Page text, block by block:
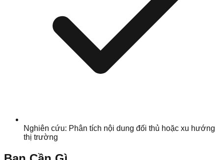
Nghiên cứu: Phân tích nội dung đối thủ hoặc xu hướng
thị trường